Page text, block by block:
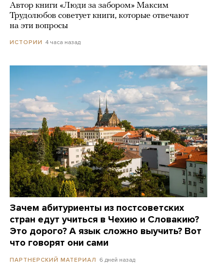
Автор книги «Люди за забором» Максим
Трудолюбов советует книги, которые отвечают
на эти вопросы
ИСТОРИИ 4 часа назад
Зачем абитуриенты из постсоветских
стран едут учиться в Чехию и Словакию?
Это дорого? А язык сложно выучить? Вот
что говорят они сами
ПАРТНЕРСКИЙ МАТЕРИАЛ 6 дней назад